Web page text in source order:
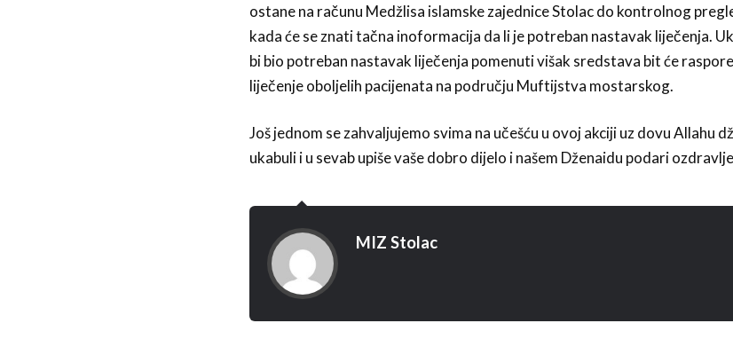
ostane na računu Medžlisa islamske zajednice Stolac do kontrolnog
kada će se znati tačna inoformacija da li je potreban nastavak liječenja.
bi bio potreban nastavak liječenja pomenuti višak sredstava bit će
liječenje oboljelih pacijenata na području Muftijstva mostarskog.
Još jednom se zahvaljujemo svima na učešću u ovoj akciji uz dovu Allahu
ukabuli i u sevab upiše vaše dobro dijelo i našem Dženaidu podari
MIZ Stolac